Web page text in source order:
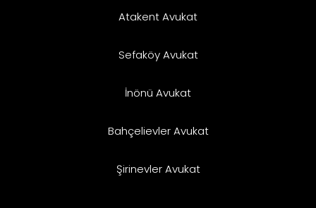
Atakent Avukat
Sefaköy Avukat
İnönü Avukat
Bahçelievler Avukat
Şirinevler Avukat